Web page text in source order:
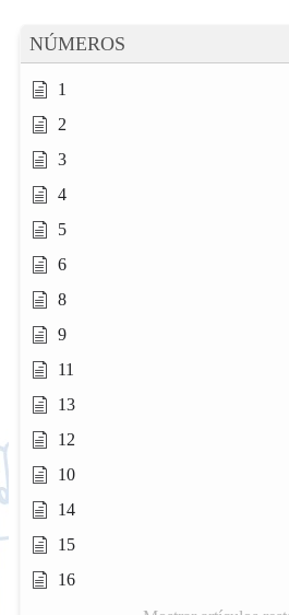
NÚMEROS
1
2
3
4
5
6
8
9
11
13
12
10
14
15
16